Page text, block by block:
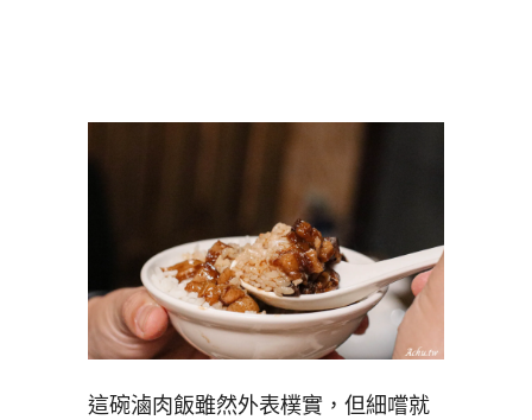
這碗滷肉飯雖然外表樸實，但細嚐就